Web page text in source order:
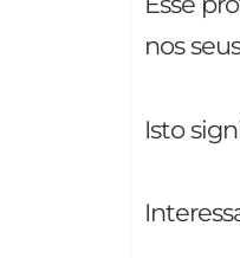
nos
Isto